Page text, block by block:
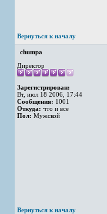
Вернуться к началу
chumpa
Директор
Зарегистрирован:
Вт, июл 18 2006, 17:44
Сообщения: 1001
Откуда: что и все
Пол: Мужской
Вернуться к началу